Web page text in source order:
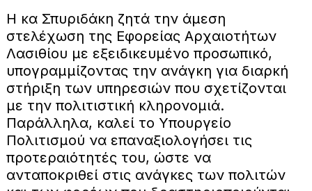
Η κα Σπυριδάκη ζητά την άμεση
στελέχωση της Εφορείας Αρχαιοτήτων
Λασιθίου με εξειδικευμένο προσωπικό,
υπογραμμίζοντας την ανάγκη για διαρκή
στήριξη των υπηρεσιών που σχετίζονται
με την πολιτιστική κληρονομιά.
Παράλληλα, καλεί το Υπουργείο
Πολιτισμού να επαναξιολογήσει τις
προτεραιότητές του, ώστε να
ανταποκριθεί στις ανάγκες των πολιτών